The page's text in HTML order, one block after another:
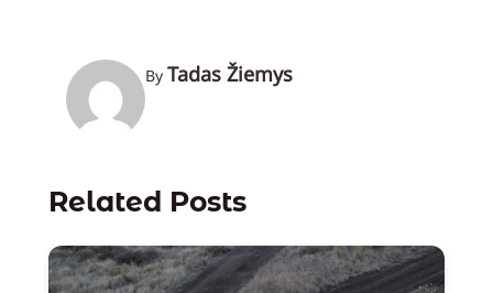
By Tadas Žiemys
Related Posts